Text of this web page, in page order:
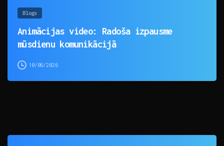
Blogs
Animācijas video: Radoša izpausme
mūsdienu komunikācijā
10/08/2026